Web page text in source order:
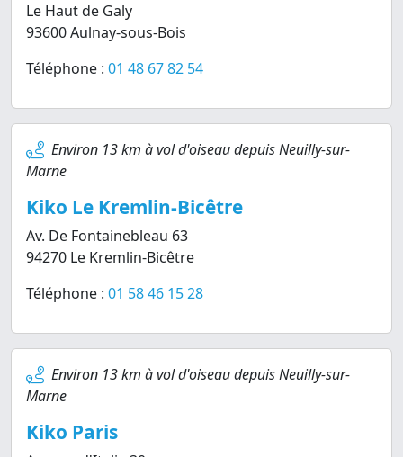
Le Haut de Galy
93600 Aulnay-sous-Bois
Téléphone : 01 48 67 82 54
Environ 13 km à vol d'oiseau depuis Neuilly-sur-
Marne
Kiko Le Kremlin-Bicêtre
Av. De Fontainebleau 63
94270 Le Kremlin-Bicêtre
Téléphone : 01 58 46 15 28
Environ 13 km à vol d'oiseau depuis Neuilly-sur-
Marne
Kiko Paris